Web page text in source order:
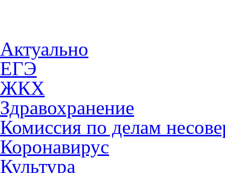
Актуально
ЕГЭ
ЖКХ
Здравохранение
Комиссия по делам
Коронавирус
Культура